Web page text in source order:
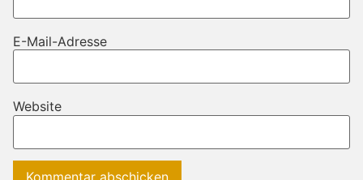
E-Mail-Adresse
Website